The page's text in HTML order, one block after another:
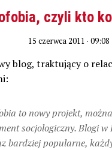
czyli kto
15 czerwca 2011 · 09:08
blog, traktujący o
to nowy projekt,
socjologiczny. Blogi w
bardziej popularne,